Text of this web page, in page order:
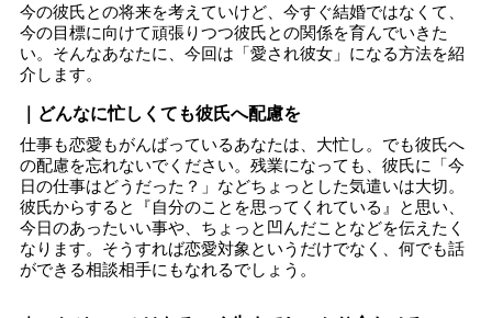
今の彼氏との将来を考えていけど、今すぐ結婚ではなくて、
今の目標に向けて頑張りつつ彼氏との関係を育んでいきた
い。そんなあなたに、今回は「愛され彼女」になる方法を紹
介します。
｜どんなに忙しくても彼氏へ配慮を
仕事も恋愛もがんばっているあなたは、大忙し。でも彼氏へ
の配慮を忘れないでください。残業になっても、彼氏に「今
日の仕事はどうだった？」などちょっとした気遣いは大切。
彼氏からすると『自分のことを思ってくれている』と思い、
今日のあったいい事や、ちょっと凹んだことなどを伝えたく
なります。そうすれば恋愛対象というだけでなく、何でも話
ができる相談相手にもなれるでしょう。